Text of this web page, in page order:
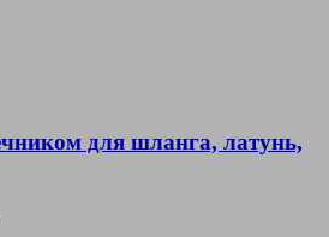
для шланга, латунь,